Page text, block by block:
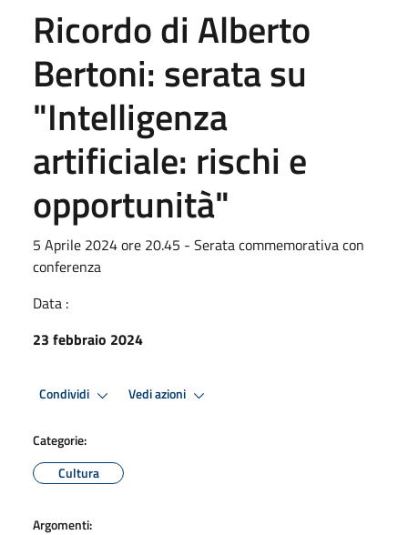
Ricordo di Alberto
Bertoni: serata su
"Intelligenza
artificiale: rischi e
opportunità"
5 Aprile 2024 ore 20.45 - Serata commemorativa con
conferenza
Data :
23 febbraio 2024
Condividi Vedi azioni
Categorie:
Cultura
Argomenti: